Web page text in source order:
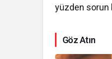
yüzden sorun
Göz Atın